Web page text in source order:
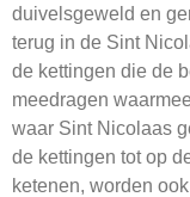
duivelsgeweld en
terug in de Sint
de kettingen die de
meedragen
waar Sint Nicolaas
de kettingen tot op
ketenen, worden